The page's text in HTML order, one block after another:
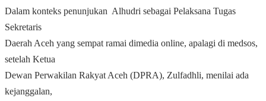
Dalam konteks penunjukan Alhudri sebagai Pelaksana Tugas
Sekretaris
Daerah Aceh yang sempat ramai dimedia online, apalagi di medsos,
setelah Ketua
Dewan Perwakilan Rakyat Aceh (DPRA), Zulfadhli, menilai ada
kejanggalan,